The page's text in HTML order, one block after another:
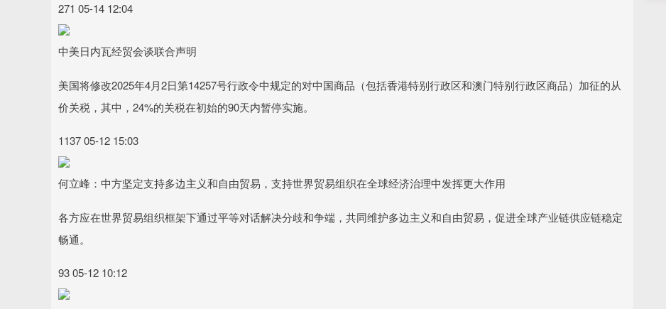
271 05-14 12:04
中美日内瓦经贸会谈联合声明
美国将修改2025年4月2日第14257号行政令中规定的对中国商品（包括香港特别行政区和澳门特别行政区商品）加征的从
价关税，其中，24%的关税在初始的90天内暂停实施。
1137 05-12 15:03
何立峰：中方坚定支持多边主义和自由贸易，支持世界贸易组织在全球经济治理中发挥更大作用
各方应在世界贸易组织框架下通过平等对话解决分歧和争端，共同维护多边主义和自由贸易，促进全球产业链供应链稳定
畅通。
93 05-12 10:12